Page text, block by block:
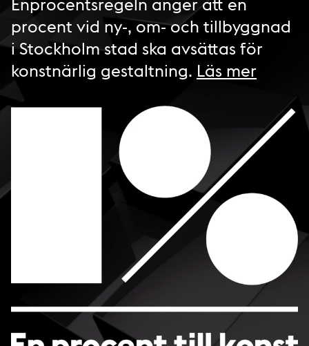
procent vid ny-, om- och tillbyggnad
i Stockholm stad ska avsättas för
konstnärlig gestaltning. Läs mer